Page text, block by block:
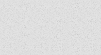
DÉLI ESPERESSÉG
ARCHÍVUM
ARCHÍV ÉLETKÉPEK